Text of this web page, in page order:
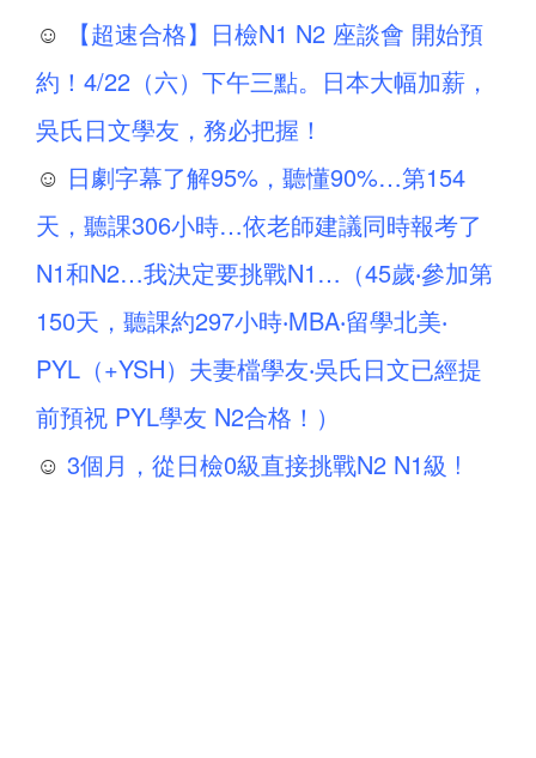
☺
【超速合格】日檢N1 N2 座談會 開始預
約！4/22（六）下午三點。日本大幅加薪，
吳氏日文學友，務必把握！
☺ 日劇字幕了解95%，聽懂90%…第154
天，聽課306小時…依老師建議同時報考了
N1和N2…我決定要挑戰N1…（45歲‧參加第
150天，聽課約297小時‧MBA‧留學北美‧
PYL（+YSH）夫妻檔學友‧吳氏日文已經提
前預祝 PYL學友 N2合格！）
☺ 3個月，從日檢0級直接挑戰N2 N1級 !